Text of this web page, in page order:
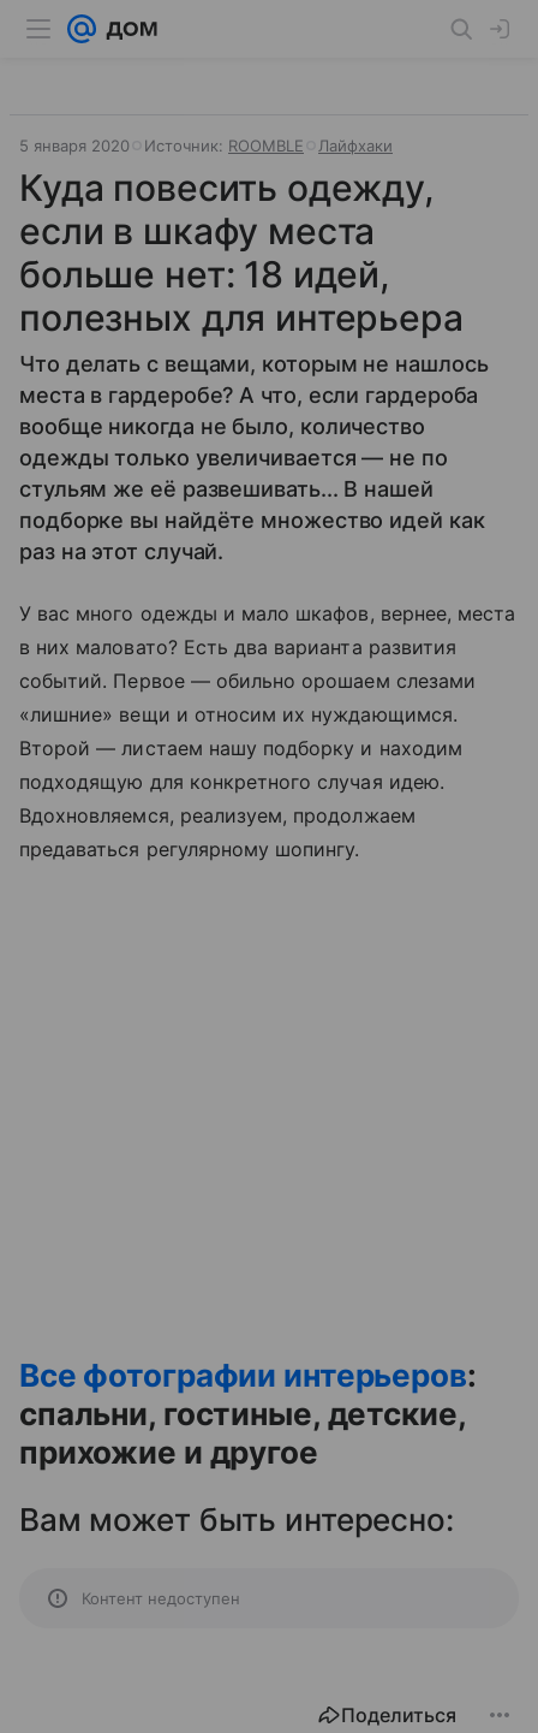
5 января 2020 Источник: ROOMBLE Лайфхаки
Куда повесить одежду,
если в шкафу места
больше нет: 18 идей,
полезных для интерьера
Что делать с вещами, которым не нашлось
места в гардеробе? А что, если гардероба
вообще никогда не было, количество
одежды только увеличивается — не по
стульям же её развешивать... В нашей
подборке вы найдёте множество идей как
раз на этот случай.
У вас много одежды и мало шкафов, вернее, места
в них маловато? Есть два варианта развития
событий. Первое — обильно орошаем слезами
«лишние» вещи и относим их нуждающимся.
Второй — листаем нашу подборку и находим
подходящую для конкретного случая идею.
Вдохновляемся, реализуем, продолжаем
предаваться регулярному шопингу.
Все фотографии интерьеров:
спальни, гостиные, детские,
прихожие и другое
Вам может быть интересно:
Контент недоступен
Поделиться